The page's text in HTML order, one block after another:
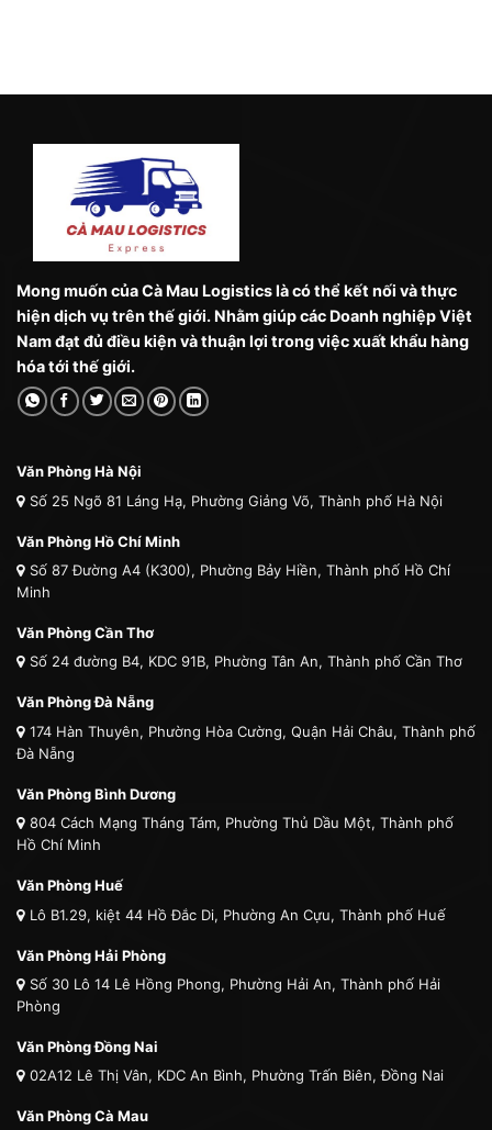
Mong muốn của Cà Mau Logistics là có thể kết nối và thực
hiện dịch vụ trên thế giới. Nhằm giúp các Doanh nghiệp Việt
Nam đạt đủ điều kiện và thuận lợi trong việc xuất khẩu hàng
hóa tới thế giới.
Văn Phòng Hà Nội
Số 25 Ngõ 81 Láng Hạ, Phường Giảng Võ, Thành phố Hà Nội
Văn Phòng Hồ Chí Minh
Số 87 Đường A4 (K300), Phường Bảy Hiền, Thành phố Hồ Chí
Minh
Văn Phòng Cần Thơ
Số 24 đường B4, KDC 91B, Phường Tân An, Thành phố Cần Thơ
Văn Phòng Đà Nẵng
174 Hàn Thuyên, Phường Hòa Cường, Quận Hải Châu, Thành phố
Đà Nẵng
Văn Phòng Bình Dương
804 Cách Mạng Tháng Tám, Phường Thủ Dầu Một, Thành phố
Hồ Chí Minh
Văn Phòng Huế
Lô B1.29, kiệt 44 Hồ Đắc Di, Phường An Cựu, Thành phố Huế
Văn Phòng Hải Phòng
Số 30 Lô 14 Lê Hồng Phong, Phường Hải An, Thành phố Hải
Phòng
Văn Phòng Đồng Nai
02A12 Lê Thị Vân, KDC An Bình, Phường Trấn Biên, Đồng Nai
Văn Phòng Cà Mau